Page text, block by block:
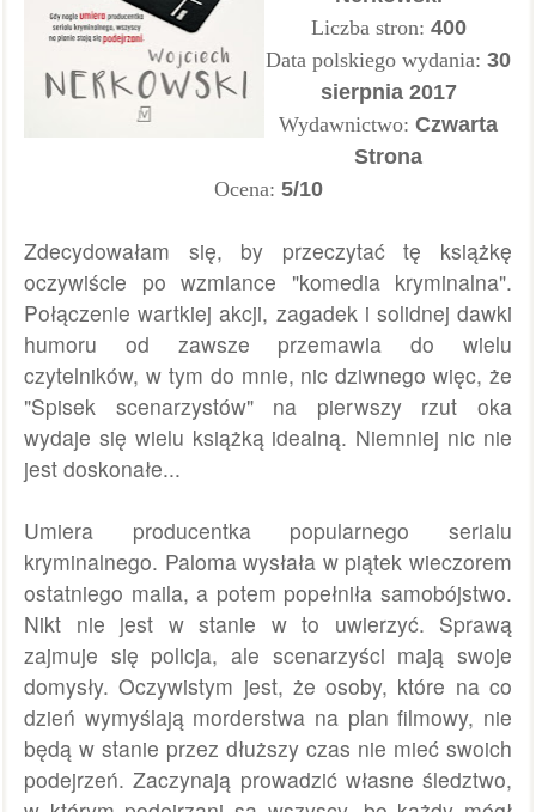
Liczba stron: 400
Data polskiego wydania: 30
sierpnia 2017
Wydawnictwo: Czwarta
Strona
Ocena: 5/10
Zdecydowałam się, by przeczytać tę książkę
oczywiście po wzmiance "komedia kryminalna".
Połączenie wartkiej akcji, zagadek i solidnej dawki
humoru od zawsze przemawia do wielu
czytelników, w tym do mnie, nic dziwnego więc, że
"Spisek scenarzystów" na pierwszy rzut oka
wydaje się wielu książką idealną. Niemniej nic nie
jest doskonałe...
Umiera producentka popularnego serialu
kryminalnego. Paloma wysłała w piątek wieczorem
ostatniego maila, a potem popełniła samobójstwo.
Nikt nie jest w stanie w to uwierzyć. Sprawą
zajmuje się policja, ale scenarzyści mają swoje
domysły. Oczywistym jest, że osoby, które na co
dzień wymyślają morderstwa na plan filmowy, nie
będą w stanie przez dłuższy czas nie mieć swoich
podejrzeń. Zaczynają prowadzić własne śledztwo,